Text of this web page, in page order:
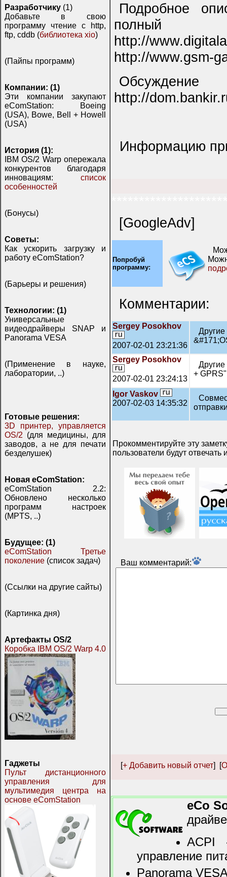
Разработчику (1)
Добавьте в свою
программу чтение с http,
ftp, cddb (библиотека xio)
(Пайпы программ)
Компании: (1)
Эти компании закупают
eComStation: Boeing
(USA), Bowe, Bell + Howell
(USA)
История (1):
IBM OS/2 Warp опережала
конкурентов благодаря
инновациям: список
особенностей
(Бонусы)
Советы:
Как ускорить загрузку и
работу eComStation?
(Барьеры и решения)
Технологии: (1)
Универсальные
видеодрайверы SNAP и
Panorama VESA
(Применение в науке,
лаборатории, ..)
Готовые решения:
3D принтер, управляется
OS/2 (для медицины, для
заводов, а не для печати
безделушек)
Новая eComStation:
eComStation 2.2:
Обновлено несколько
программ настроек
(MPTS, ..)
Будущее: (1)
eComStation Третье
поколение (список задач)
(Ссылки на другие сайты)
(Картинка дня)
Артефакты OS/2
Коробка IBM OS/2 Warp 4.0
Гаджеты
Пульт дистанционного
управления для
мультимедия центра на
основе eComStation
Подробное
http://
http://www.gsm-
http://
Информацию
[GoogleAdv]
Попробуй
программу:
Комментарии:
Sergey Posokhov
2007-02-01 23:21:36
Sergey Posokhov
2007-02-01 23:24:13
+
Igor Vaskov
2007-02-03 14:35:32
Прокомментируйте эту
пользователи будут отвечать
Ваш комментарий:
[+ Добавить новый отчет] [
eCo
ACPI
управление
Panorama